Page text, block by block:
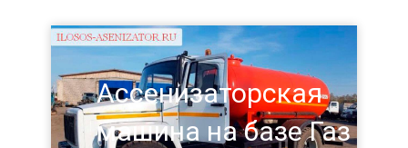
Ассенизаторская
машина на базе Газ